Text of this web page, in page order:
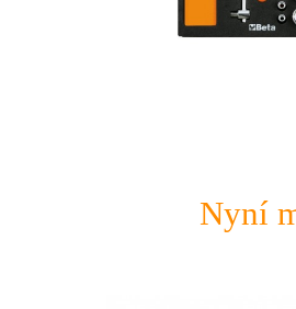
Nyní